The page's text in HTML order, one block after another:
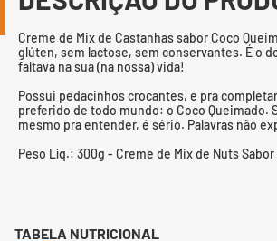
Creme de Mix de Castanhas sabor Coco
glúten, sem lactose, sem conservantes. É o
faltava na sua (na nossa) vida!
Possui pedacinhos crocantes, e pra
preferido de todo mundo: o Coco Queimado.
mesmo pra entender, é sério. Palavras não
Peso Líq.: 300g - Creme de Mix de Nuts
TABELA NUTRICIONAL